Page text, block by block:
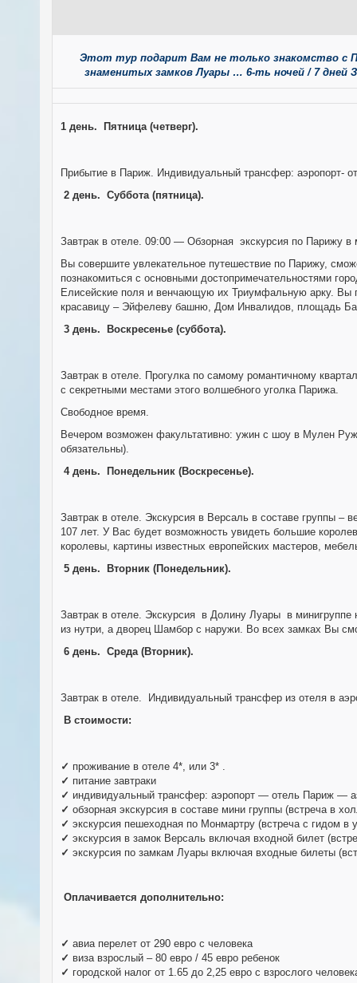
Этот тур подарит Вам не только знакомство с
знаменитых замков Луары … 6-ть ночей / 7 дней
1 день. Пятница (четверг).
Прибытие в Париж. Индивидуальный трансфер: аэропорт-
2 день. Суббота (пятница).
Завтрак в отеле. 09:00 — Обзорная экскурсия по Парижу в
Вы совершите увлекательное путешествие по Парижу,
познакомиться с основными достопримечательностями
Елисейские поля и венчающую их Триумфальную арку. Вы
красавицу – Эйфелеву башню, Дом Инвалидов, площадь
3 день.
Воскресенье (суббота).
Завтрак в отеле. Прогулка по самому романтичному
с секретными местами этого волшебного уголка Парижа.
Свободное время.
Вечером возможен факультативно: ужин c шоу в Мулен
обязательны).
4 день.
Понедельник (Воскресенье).
Завтрак в отеле. Экскурсия в Версаль в составе группы –
107 лет. У Вас будет возможность увидеть большие
королевы, картины известных европейских мастеров,
5 день.
Вторник (Понедельник).
Завтрак в отеле. Экскурсия в Долину Луары в минигруппе
из нутри, а дворец Шамбор с наружи. Во всех замках Вы
6 день. Среда (Вторник).
Завтрак в отеле. Индивидуальный трансфер из отеля в
В стоимости:
✓ проживание в отеле 4*, или 3* .
✓ питание завтраки
✓ индивидуальный трансфер: аэропорт — отель Париж —
✓ обзорная экскурсия в составе мини группы (встреча в
✓ экскурсия пешеходная по Монмартру (встреча с гидом в
✓ экскурсия в замок Версаль включая входной билет
✓ экскурсия по замкам Луары включая входные билеты
Оплачивается дополнительно:
✓ авиа перелет от 290 евро с человека
✓ виза взрослый – 80 евро / 45 евро ребенок
✓ городской налог от 1.65 до 2,25 евро с взрослого